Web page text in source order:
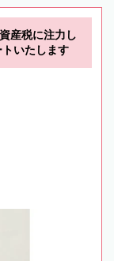
産税に注力し
いたします